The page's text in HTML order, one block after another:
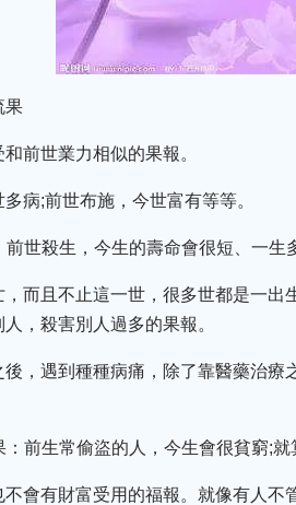
果
前世業力相似的果報。
病;前世布施，今世富有等等。
世殺生，今生的壽命會很短、一生
而且不止這一世，很多世都是一
，殺害別人過多的果報。
，遇到種種病痛，除了靠醫藥治
前生常偷盜的人，今生會很貧窮;
會有財富受用的福報。就像有人